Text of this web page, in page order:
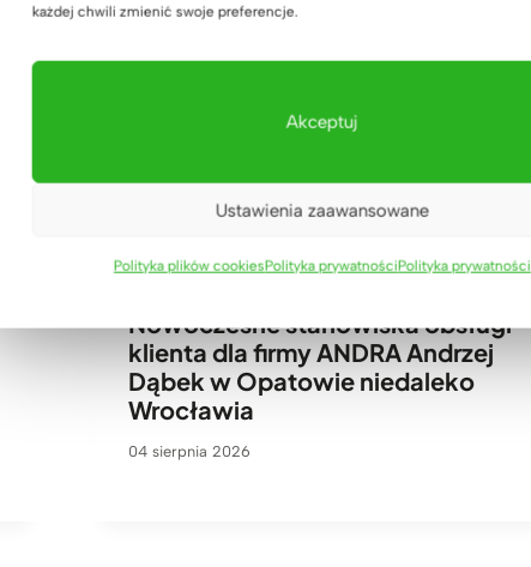
każdej chwili zmienić swoje preferencje.
Akceptuj
Ustawienia zaawansowane
Polityka plików cookiesPolityka prywatnościPolityka prywatności
Nowoczesne stanowiska obsługi
klienta dla firmy ANDRA Andrzej
Dąbek w Opatowie niedaleko
Wrocławia
04 sierpnia 2026